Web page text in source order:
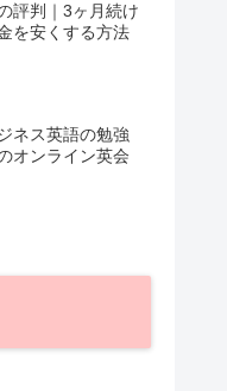
評判｜3ヶ月続け
を安くする方法
ネス英語の勉強
オンライン英会